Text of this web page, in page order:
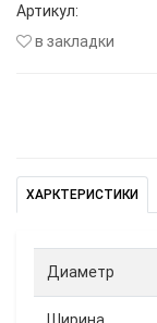
Артикул:
в закладки
ХАРКТЕРИСТИКИ
Диаметр